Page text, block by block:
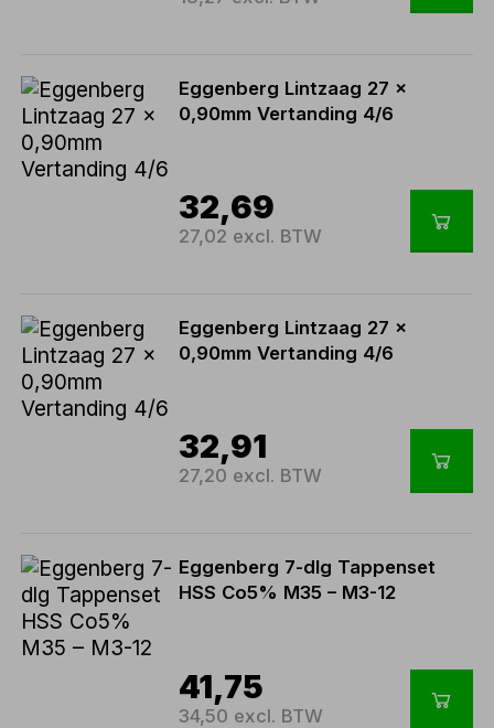
Eggenberg Lintzaag 27 x
0,90mm Vertanding 4/6
32,69
27,02 excl. BTW
Eggenberg Lintzaag 27 x
0,90mm Vertanding 4/6
32,91
27,20 excl. BTW
Eggenberg 7-dlg Tappenset
HSS Co5% M35 – M3-12
41,75
34,50 excl. BTW